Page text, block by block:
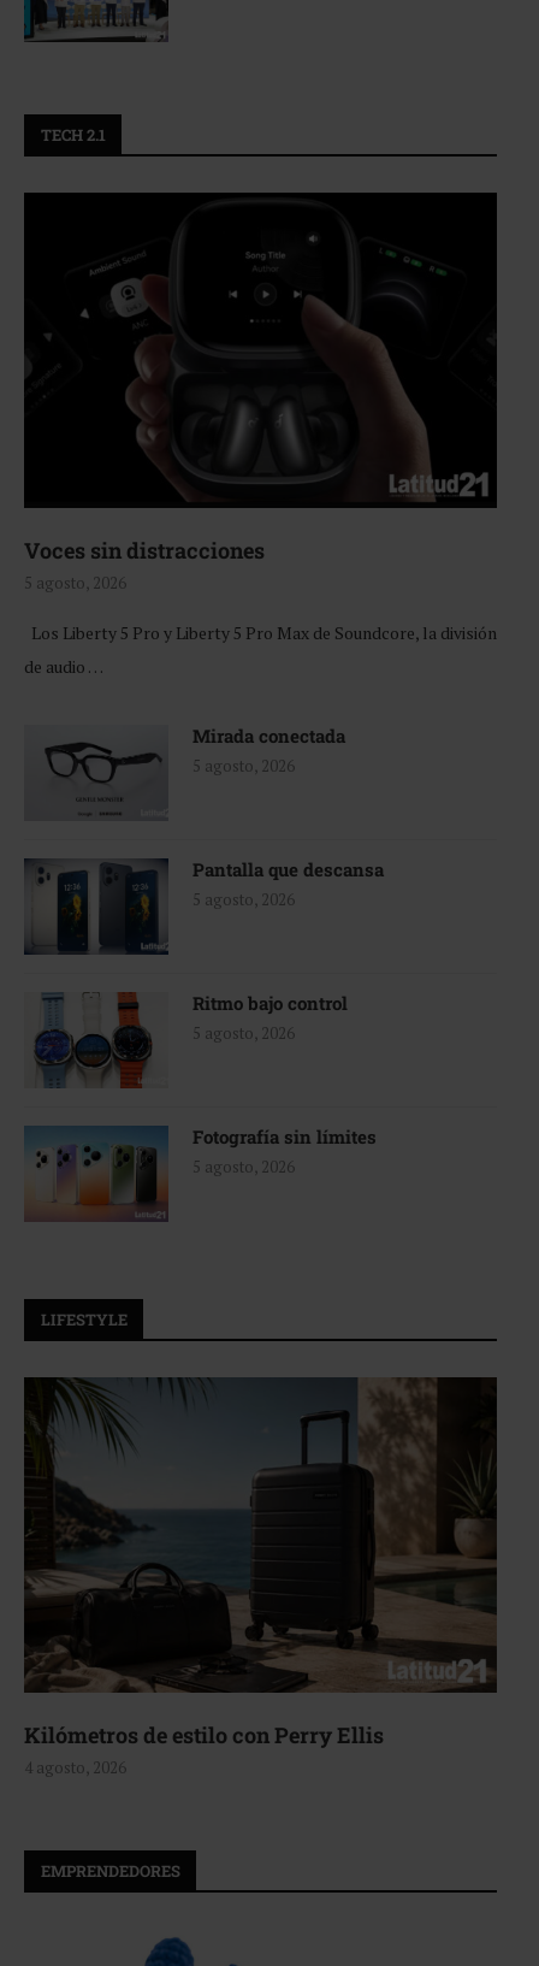
TECH 2.1
Voces sin distracciones
5 agosto, 2026
Los Liberty 5 Pro y Liberty 5 Pro Max de Soundcore, la división
de audio …
Mirada conectada
5 agosto, 2026
Pantalla que descansa
5 agosto, 2026
Ritmo bajo control
5 agosto, 2026
Fotografía sin límites
5 agosto, 2026
LIFESTYLE
Aerie, texturas que fluyen
4 agosto, 2026
EMPRENDEDORES